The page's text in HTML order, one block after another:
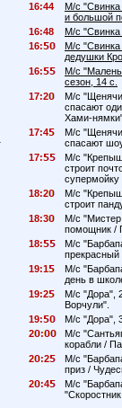
16:44
М/с "Свинка
и большой
16:48
М/с "Свинка
16:
М/с "Свинка
дедушки
16:
М/с
сезон, 14 с.
17:2
М/с
спасают
Хами-
17:4
М/с
спасают
17:
М/с
строит
18:2
М/с
строит
18:3
М/с "Мистер
помощник /
18:
М/с
прекрасный
19:1
М/с
день в
19:2
М/с "Дора",
Ворчули".
19:
М/с "Дора",
2
:
М/с
корабли /
2
:2
М/с
приз /
2
:4
М/с